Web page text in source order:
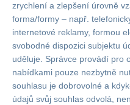
zrychlení a zlepšení úrovně
forma/formy – např.
internetové reklamy, formou
svobodné dispozici subjektu
uděluje. Správce provádí pro
nabídkami pouze nezbytně
souhlasu je dobrovolné a
údajů svůj souhlas odvolá,